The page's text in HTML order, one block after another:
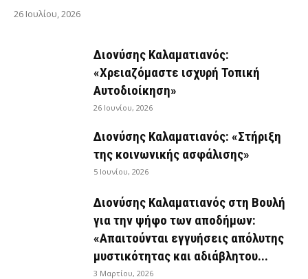
26 Ιουλίου, 2026
Διονύσης Καλαματιανός:
«Χρειαζόμαστε ισχυρή Τοπική
Αυτοδιοίκηση»
26 Ιουνίου, 2026
Διονύσης Καλαματιανός: «Στήριξη
της κοινωνικής ασφάλισης»
5 Ιουνίου, 2026
Διονύσης Καλαματιανός στη Βουλή
για την ψήφο των αποδήμων:
«Απαιτούνται εγγυήσεις απόλυτης
μυστικότητας και αδιάβλητου...
3 Μαρτίου, 2026